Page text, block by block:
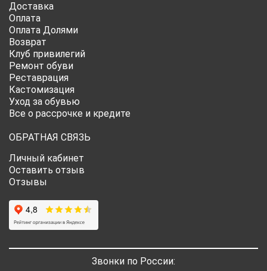
Доставка
Оплата
Оплата Долями
Возврат
Клуб привилегий
Ремонт обуви
Реставрация
Кастомизация
Уход за обувью
Все о рассрочке и кредите
ОБРАТНАЯ СВЯЗЬ
Личный кабинет
Оставить отзыв
Отзывы
Звонки по России: